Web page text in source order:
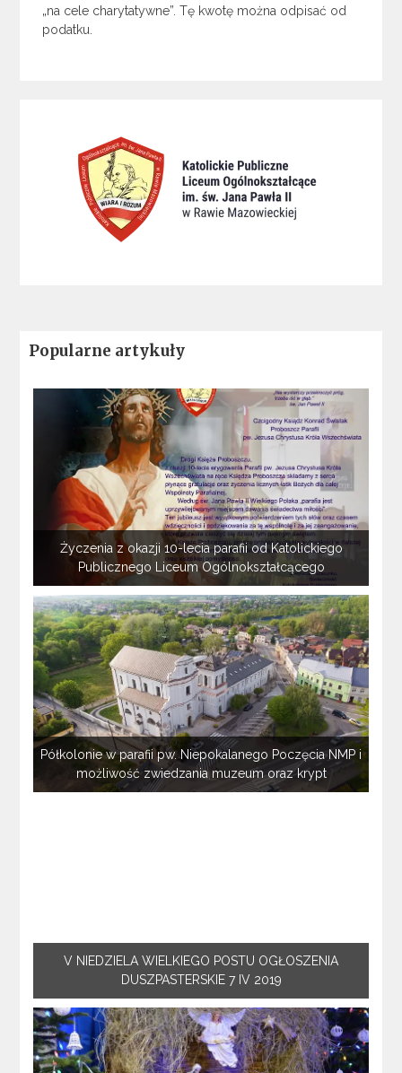
„na cele charytatywne”. Tę kwotę można odpisać od
podatku.
Popularne artykuły
Życzenia z okazji 10-lecia parafii od Katolickiego
Publicznego Liceum Ogólnokształcącego
Półkolonie w parafii pw. Niepokalanego Poczęcia NMP i
możliwość zwiedzania muzeum oraz krypt
V NIEDZIELA WIELKIEGO POSTU OGŁOSZENIA
DUSZPASTERSKIE 7 IV 2019